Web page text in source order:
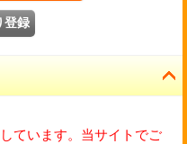
ています。当サイトでご